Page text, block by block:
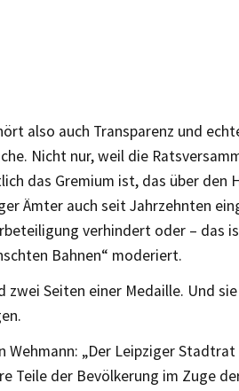
also auch Transparenz und
Nicht nur, weil die
das Gremium ist, das über den
Ämter auch seit Jahrzehnten
verhindert oder – das
Bahnen“ moderiert.
zwei Seiten einer Medaille. Und
Wehmann: „Der Leipziger
Teile der Bevölkerung im Zuge